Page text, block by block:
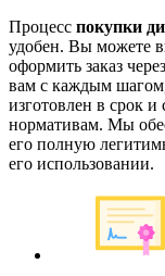
Процесс покупки
удобен. Вы можете
оформить заказ
вам с каждым
изготовлен в срок
нормативам. Мы
его полную
его использовании.